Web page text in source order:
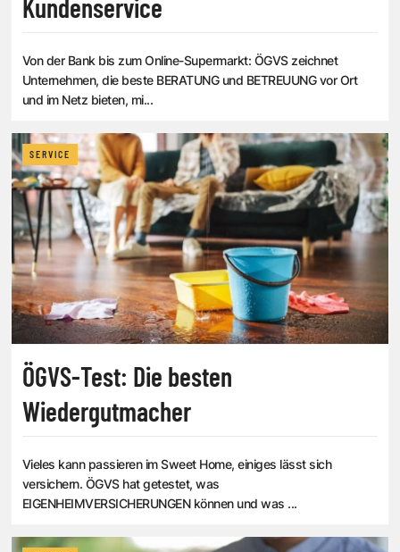
Kundenservice
Von der Bank bis zum Online-Supermarkt: ÖGVS zeichnet
Unternehmen, die beste BERATUNG und BETREUUNG vor Ort
und im Netz bieten, mi...
SERVICE
ÖGVS-Test: Die besten
Wiedergutmacher
Vieles kann passieren im Sweet Home, einiges lässt sich
versichern. ÖGVS hat getestet, was
EIGENHEIMVERSICHERUNGEN können und was ...